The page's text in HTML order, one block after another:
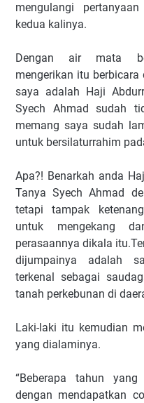
mengulangi
kedua kalinya.
Dengan air mata
mengerikan itu
saya adalah Haji
Syech Ahmad sudah
memang saya sudah
untuk bersilaturrahim
Apa?! Benarkah anda
Tanya Syech Ahmad
tetapi tampak
untuk mengekang
perasaannya dikala
dijumpainya adalah
terkenal sebagai
tanah perkebunan di
Laki-laki itu kemudian
yang dialaminya.
“Beberapa tahun
dengan mendapatkan